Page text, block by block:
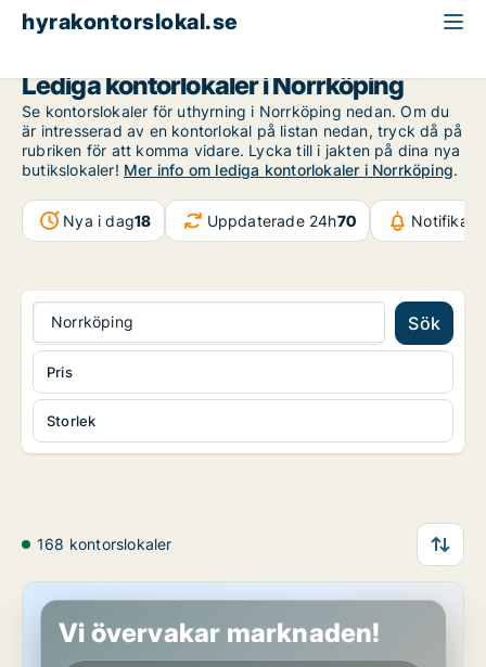
hyrakontorslokal.se
Lediga kontorlokaler i Norrköping
Se kontorslokaler för uthyrning i Norrköping nedan. Om du
är intresserad av en kontorlokal på listan nedan, tryck då på
rubriken för att komma vidare. Lycka till i jakten på dina nya
butikslokaler! Mer info om lediga kontorlokaler i Norrköping.
Nya i dag18 Uppdaterade 24h70
Norrköping Sök
Storlek
Pris
168 kontorslokaler
Kontor i Norrköping
Vi övervakar marknaden!